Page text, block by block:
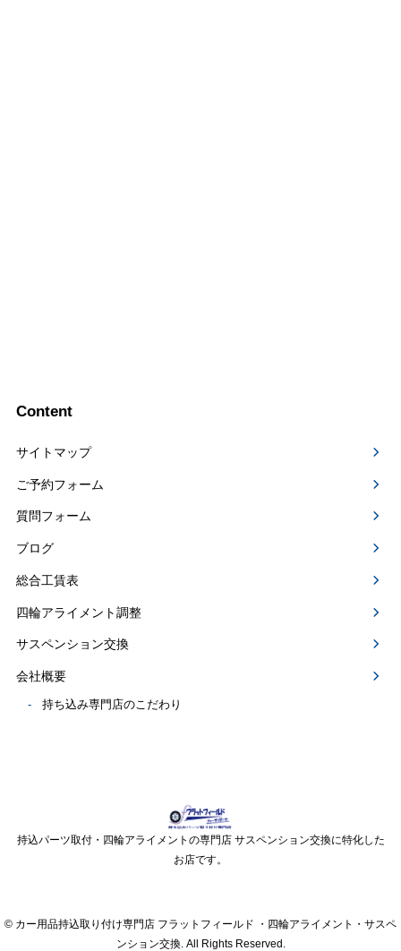
Content
サイトマップ
ご予約フォーム
質問フォーム
ブログ
総合工賃表
四輪アライメント調整
サスペンション交換
会社概要
持ち込み専門店のこだわり
持込パーツ取付・四輪アライメントの専門店 サスペンション交換に特化した
お店です。
© カー用品持込取り付け専門店 フラットフィールド ・四輪アライメント・サスペ
ンション交換. All Rights Reserved.